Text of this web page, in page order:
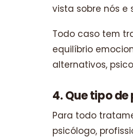
vista sobre nós e
Todo caso tem
equilíbrio
alternativos,
4. Que tipo
Para todo
psicólogo,